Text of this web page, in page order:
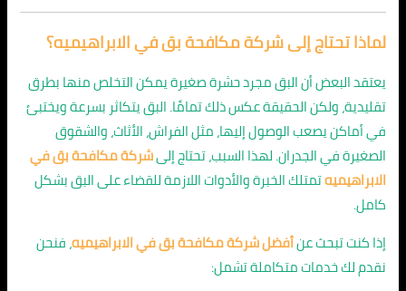
لماذا تحتاج إلى شركة مكافحة بق في الابراهيميه؟
يعتقد البعض أن البق مجرد حشرة صغيرة يمكن التخلص منها بطرق
تقليدية، ولكن الحقيقة عكس ذلك تمامًا. البق يتكاثر بسرعة ويختبئ
في أماكن يصعب الوصول إليها، مثل الفراش، الأثاث، والشقوق
الصغيرة في الجدران. لهذا السبب، تحتاج إلىشركة مكافحة بق في
الابراهيميهتمتلك الخبرة والأدوات اللازمة للقضاء على البق بشكل
كامل.
إذا كنت تبحث عنأفضل شركة مكافحة بق في الابراهيميه، فنحن
نقدم لك خدمات متكاملة تشمل: